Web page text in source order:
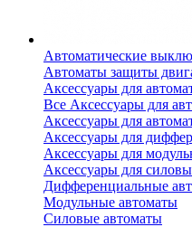
Автоматические
Автоматы защиты
Аксессуары для
Все Аксессуары для
Аксессуары для
Аксессуары для
Аксессуары для
Аксессуары для
Дифференциальные
Модульные автоматы
Силовые автоматы